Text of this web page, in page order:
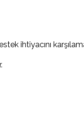
ihtiyacını